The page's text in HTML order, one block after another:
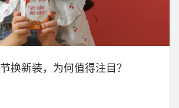
换新装，为何值得注目？